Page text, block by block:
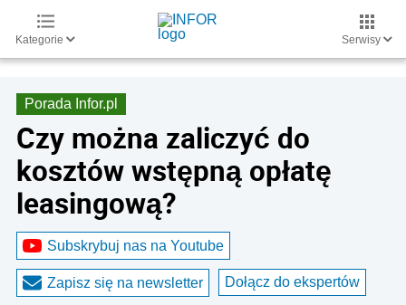
Kategorie Serwisy
Porada Infor.pl
Czy można zaliczyć do
kosztów wstępną opłatę
leasingową?
Subskrybuj nas na Youtube
Zapisz się na newsletter Dołącz do ekspertów